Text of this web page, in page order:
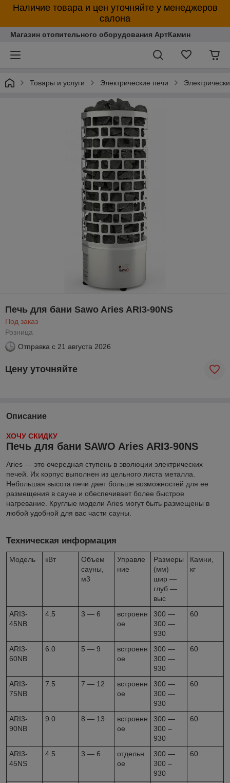
Наличие товара и цен уточняйте у менеджеров
салона
Магазин отопительного оборудования АртКамин
Товары и услуги Электрические печи
Печь для бани Sawo Aries ARI3-90NS
Под заказ
Розница
Отправка с 21 августа 2026
Цену уточняйте
Описание
ХОЧУ СКИДКУ
Печь для бани SAWO Aries ARI3-90NS
Aries — это очередная ступень в эволюции электрических
печей. Их корпус выполнен из цельного листа металла.
Небольшая высота печи дает больше возможностей для ее
размещения в сауне и обеспечивает более быстрое
нагревание. Круглые модели Aries могут быть размещены в
любой удобной для вас части сауны.
Техническая информация
Модель кВт
Объем
сауны,
м3
Управле
ние
Размеры
(мм)
шир —
глуб —
выс
Камни,
кг
ARI3-
45NB
4.5 3 — 6
встроенн
ое
300 —
300 —
930
60
ARI3-
60NB
6.0 5 — 9
встроенн
ое
300 —
300 —
930
60
ARI3-
75NB
7.5 7 — 12
встроенн
ое
300 —
300 —
930
60
ARI3-
90NB
9.0 8 — 13
встроенн
ое
300 —
300 –
930
60
ARI3-
45NS
4.5 3 — 6
отдельн
ое
300 —
300 –
930
60